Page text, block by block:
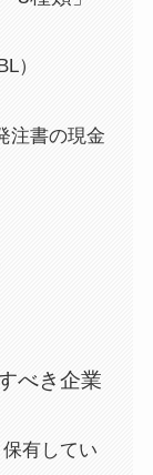
）
注書の現金
べき企業
有してい